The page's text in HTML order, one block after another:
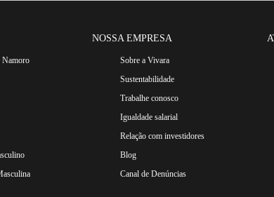
Namoro
NOSSA EMPRESA
Sobre a Vivara
Sustentabilidade
Trabalhe conosco
Igualdade salarial
Relação com investidores
Blog
Canal de Denúncias